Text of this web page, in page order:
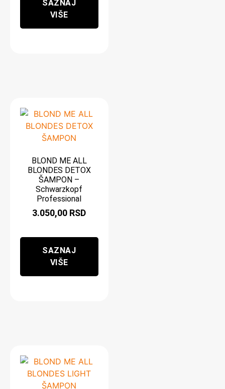
SAZNAJ
VIŠE
BLOND ME ALL
BLONDES DETOX
ŠAMPON –
Schwarzkopf
Professional
3.050,00 RSD
SAZNAJ
VIŠE